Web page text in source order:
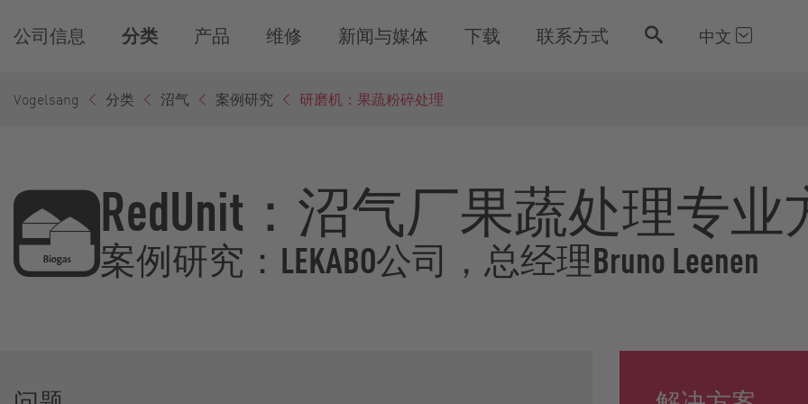
公司信息 分类 产品 维修 新闻与媒体 下载 联系方式 中文
Vogelsang 分类 沼气 案例研究 研磨机：果蔬粉碎处理
RedUnit：沼气厂果蔬处理专业
案例研究：LEKABO公司，总经理Bruno Leenen